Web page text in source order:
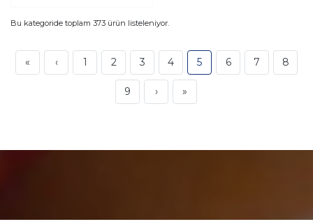
Bu kategoride toplam 373 ürün listeleniyor.
« ‹ 1 2 3 4 5 6 7 8
9 › »